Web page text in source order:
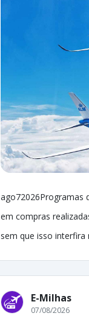
ago72026Programas
em compras
sem que isso interfira
E-Milhas
07/08/2026